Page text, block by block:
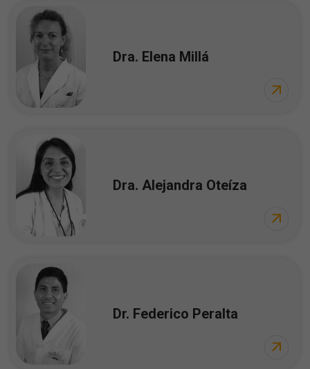
Dra. Elena Millá
Dra. Alejandra Oteíza
Dr. Federico Peralta